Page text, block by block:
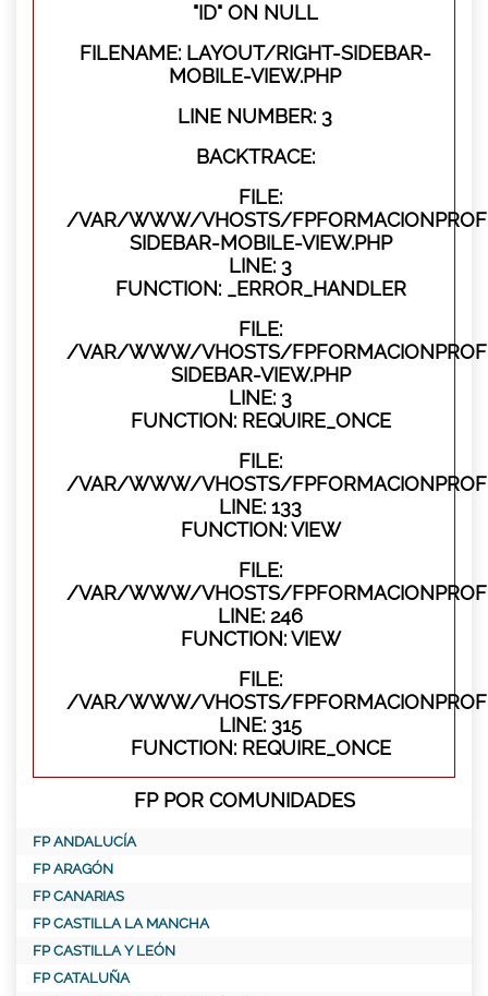
"ID" ON NULL
FILENAME: LAYOUT/RIGHT-SIDEBAR-
MOBILE-VIEW.PHP
LINE NUMBER: 3
BACKTRACE:
FILE:
/VAR/WWW/VHOSTS/
SIDEBAR-MOBILE-VIEW.PHP
LINE: 3
FUNCTION: _ERROR_HANDLER
FILE:
/VAR/WWW/VHOSTS/
SIDEBAR-VIEW.PHP
LINE: 3
FUNCTION: REQUIRE_ONCE
FILE:
/VAR/WWW/VHOSTS/
LINE: 133
FUNCTION: VIEW
FILE:
/VAR/WWW/VHOSTS/
LINE: 246
FUNCTION: VIEW
FILE:
/VAR/WWW/VHOSTS/
LINE: 315
FUNCTION: REQUIRE_ONCE
FP POR COMUNIDADES
FP ANDALUCÍA
FP ARAGÓN
FP CANARIAS
FP CASTILLA LA MANCHA
FP CASTILLA Y LEÓN
FP CATALUÑA